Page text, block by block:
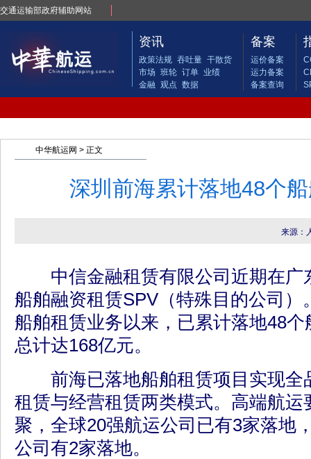
交通运输部政府辅助网站
资讯
政策法规 吞吐量 干散货
市场 班轮 订单 业绩
金融 观点 数据
备案
运价备案
运力备案
备案查询
中华航运网 > 正文
深圳前海累计落地48个
来源：
中信金融租赁有限公司近期在广
船舶融资租赁SPV（特殊目的公司）
船舶租赁业务以来，已累计落地48
总计达168亿元。
前海已落地船舶租赁项目实现全
租赁与经营租赁两类模式。高端航运
聚，全球20强航运公司已有3家落地
公司有2家落地。